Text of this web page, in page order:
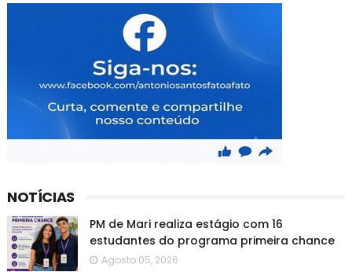
NOTÍCIAS
PM de Mari realiza estágio com 16
estudantes do programa primeira chance
Agosto 05, 2026